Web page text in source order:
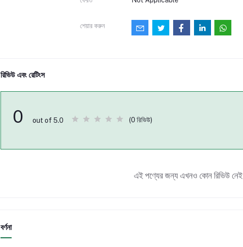
শেয়ার করুন
রিভিউ এবং রেটিংস
0 out of 5.0 (0 রিভিউ)
এই পণ্যের জন্য এখনও কোন রিভিউ নেই
বর্ণনা